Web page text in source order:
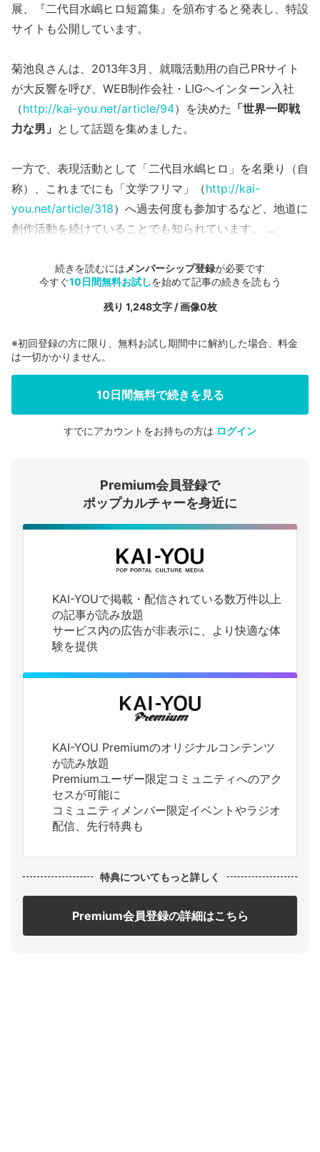
展、『二代目水嶋ヒロ短篇集』を頒布すると発表し、特設
サイトも公開しています。
菊池良さんは、2013年3月、就職活動用の自己PRサイト
が大反響を呼び、WEB制作会社・LIGへインターン入社
（http://kai-you.net/article/94）を決めた 「世界一即戦
力な男」 として話題を集めました。
一方で、表現活動として「二代目水嶋ヒロ」を名乗り（自
称）、これまでにも「文学フリマ」（http://kai-
you.net/article/318）へ過去何度も参加するなど、地道に
創作活動を続けていることでも知られています。 ...
続きを読むには メンバーシップ登録が必要です
今すぐ10日間無料お試しを始めて記事の続きを読もう
残り 1,248文字 / 画像0枚
会員登録する
ログインする
※初回登録の方に限り、無料お試し期間中に解約した場合、料金
は一切かかりません。
10日間無料で続きを見る
すでにアカウントをお持ちの方は ログイン
Premium会員登録で
ポップカルチャーを身近に
KAI-YOUで掲載・配信されている数万件以上
の記事が読み放題
サービス内の広告が非表示に、より快適な体
験を提供
KAI-YOU Premiumのオリジナルコンテンツ
が読み放題
Premiumユーザー限定コミュニティへのアク
セスが可能に
コミュニティメンバー限定イベントやラジオ
配信、先行特典も
特典についてもっと詳しく
Premium会員登録の詳細はこちら